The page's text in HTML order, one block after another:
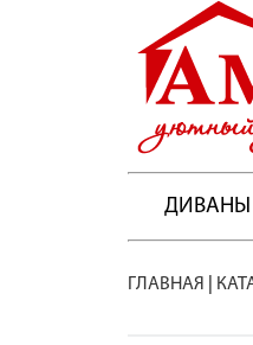
ДИВАНЫ
ГЛАВНАЯ